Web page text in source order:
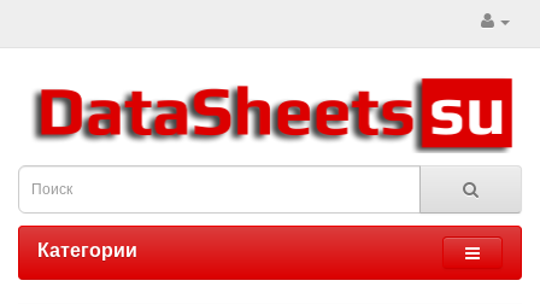
Категории